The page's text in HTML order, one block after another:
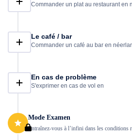
Commander un plat au restaurant en
Le café / bar
Commander un café au bar en
En cas de problème
S'exprimer en cas de vol en
Mode Examen
Entraînez-vous à l’infini dans les conditions